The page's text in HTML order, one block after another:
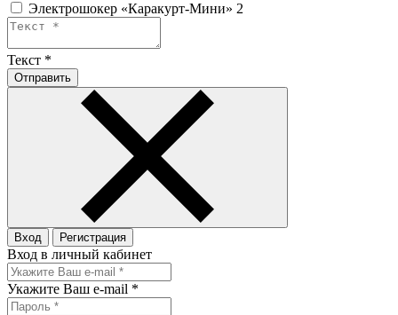
Электрошокер «Каракурт-Мини» 2
Текст *
Отправить
Вход Регистрация
Вход в личный кабинет
Укажите Ваш e-mail *